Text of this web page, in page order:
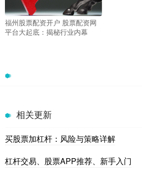
福州股票配资开户 股票配资网
平台大起底：揭秘行业内幕
相关更新
买股票加杠杆：风险与策略详解
杠杆交易、股票APP推荐、新手入门